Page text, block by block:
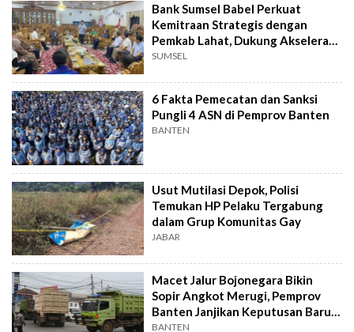
Bank Sumsel Babel Perkuat
Kemitraan Strategis dengan
Pemkab Lahat, Dukung Akselerasi
Ekonomi Daerah
SUMSEL
6 Fakta Pemecatan dan Sanksi
Pungli 4 ASN di Pemprov Banten
BANTEN
Usut Mutilasi Depok, Polisi
Temukan HP Pelaku Tergabung
dalam Grup Komunitas Gay
JABAR
Macet Jalur Bojonegara Bikin
Sopir Angkot Merugi, Pemprov
Banten Janjikan Keputusan Baru 4
Hari Lagi
BANTEN